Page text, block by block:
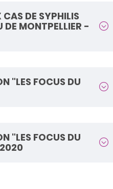
DE SYPHILIS
DE MONTPELLIER -
"LES FOCUS DU
"LES FOCUS DU